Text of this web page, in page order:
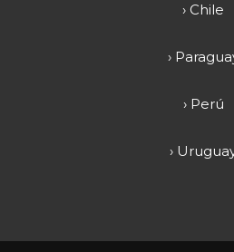
› Chile
›
› Perú
›